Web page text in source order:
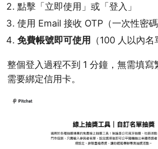
點擊「立即使用」或「登入」
使用 Email 接收 OTP（一次性密
免費帳號即可使用
（100 人以內名
整個登入過程不到 1 分鐘，無需填寫
需要綁定信用卡。